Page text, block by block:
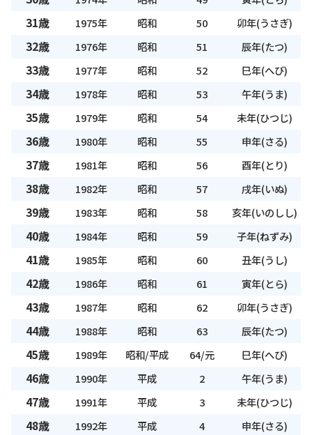
31歳 1975年 昭和 50 卯年(うさぎ)
32歳 1976年 昭和 51 辰年(たつ)
33歳 1977年 昭和 52 巳年(へび)
34歳 1978年 昭和 53 午年(うま)
35歳 1979年 昭和 54 未年(ひつじ)
36歳 1980年 昭和 55 申年(さる)
37歳 1981年 昭和 56 酉年(とり)
38歳 1982年 昭和 57 戌年(いぬ)
39歳 1983年 昭和 58 亥年(いのしし)
40歳 1984年 昭和 59 子年(ねずみ)
41歳 1985年 昭和 60 丑年(うし)
42歳 1986年 昭和 61 寅年(とら)
43歳 1987年 昭和 62 卯年(うさぎ)
44歳 1988年 昭和 63 辰年(たつ)
45歳 1989年 昭和/平成 64/元 巳年(へび)
46歳 1990年 平成 2 午年(うま)
47歳 1991年 平成 3 未年(ひつじ)
48歳 1992年 平成 4 申年(さる)